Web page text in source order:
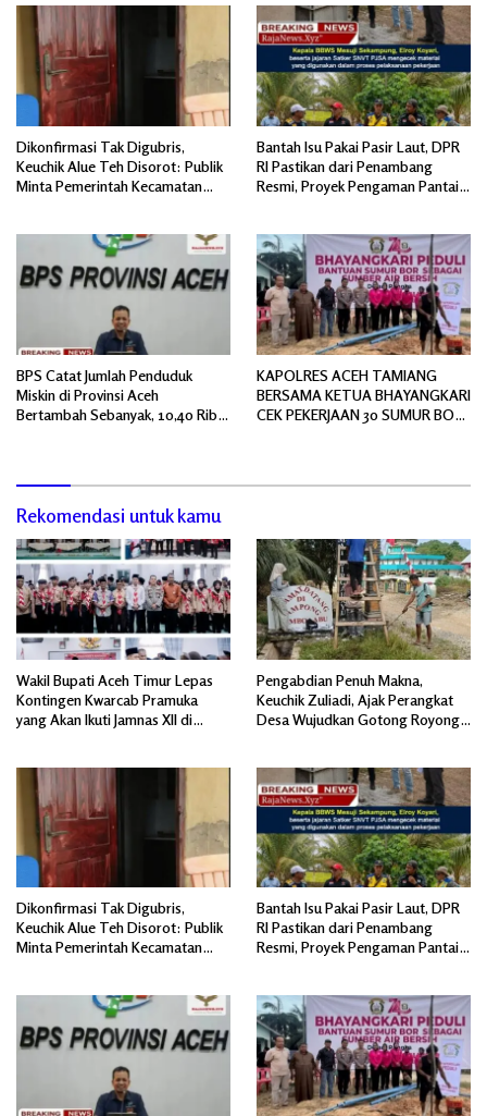
Dikonfirmasi Tak Digubris,
Keuchik Alue Teh Disorot: Publik
Minta Pemerintah Kecamatan
Bantah Isu Pakai Pasir Laut, DPR
RI Pastikan dari Penambang
Resmi, Proyek Pengaman Pantai
BPS Catat Jumlah Penduduk
Miskin di Provinsi Aceh
Bertambah Sebanyak, 10,40 Ribu
KAPOLRES ACEH TAMIANG
BERSAMA KETUA BHAYANGKARI
CEK PEKERJAAN 30 SUMUR BOR
Rekomendasi untuk kamu
Wakil Bupati Aceh Timur Lepas
Kontingen Kwarcab Pramuka
yang Akan Ikuti Jamnas XII di
Pengabdian Penuh Makna,
Keuchik Zuliadi, Ajak Perangkat
Desa Wujudkan Gotong Royong,
Dikonfirmasi Tak Digubris,
Keuchik Alue Teh Disorot: Publik
Minta Pemerintah Kecamatan
Bantah Isu Pakai Pasir Laut, DPR
RI Pastikan dari Penambang
Resmi, Proyek Pengaman Pantai